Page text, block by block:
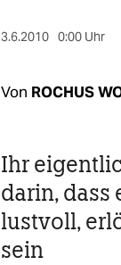
3.6.2010 0:00 Uhr
Von ROCHUS
Ihr
darin, dass
lustvoll,
sein